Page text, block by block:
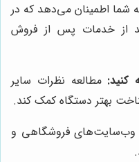
شما اطمینان می‌دهد که در
از خدمات پس از فروش
کنید: مطالعه نظرات سایر
بهتر دستگاه کمک کند.
وب‌سایت‌های فروشگاهی و